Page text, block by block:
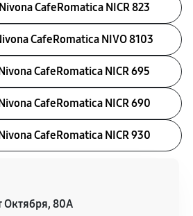
CafeRomatica NICR 823
CafeRomatica NIVO 8103
CafeRomatica NICR 695
CafeRomatica NICR 690
CafeRomatica NICR 930
Октября, 80А